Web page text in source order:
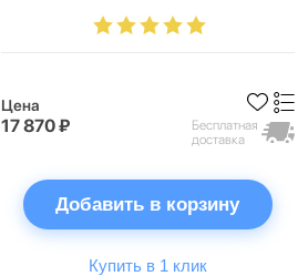
Цена
17 870 ₽
Бесплатная
доставка
Добавить в корзину
Купить в 1 клик